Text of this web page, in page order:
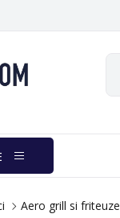
Aero grill si friteuze